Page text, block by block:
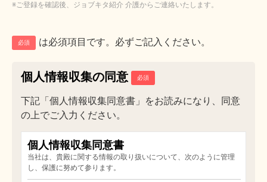
※ご登録を確認後、ジョブキタ紹介 介護からご連絡いたします。
必須 は必須項目です。必ずご記入ください。
個人情報収集の同意
下記「個人情報収集同意書」をお読みになり、同意
の上でご入力ください。